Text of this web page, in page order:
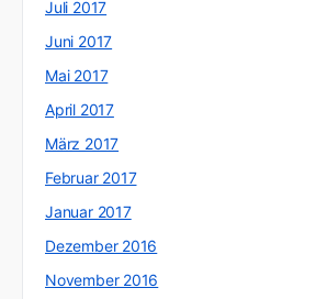
Juli 2017
Juni 2017
Mai 2017
April 2017
März 2017
Februar 2017
Januar 2017
Dezember 2016
November 2016